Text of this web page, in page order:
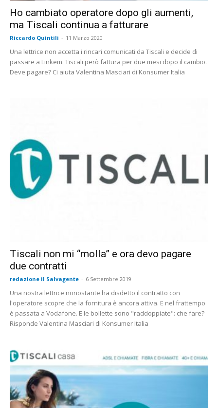
Ho cambiato operatore dopo gli aumenti,
ma Tiscali continua a fatturare
Riccardo Quintili - 11 Marzo 2020
Una lettrice non accetta i rincari comunicati da Tiscali e decide di
passare a Linkem. Tiscali però fattura per due mesi dopo il cambio.
Deve pagare? Ci aiuta Valentina Masciari di Konsumer Italia
Tiscali non mi “molla” e ora devo pagare
due contratti
redazione il Salvagente - 6 Settembre 2019
Una nostra lettrice nonostante ha disdetto il contratto con
l'operatore scopre che la fornitura è ancora attiva. E nel frattempo
è passata a Vodafone. E le bollette sono "raddoppiate": che fare?
Risponde Valentina Masciari di Konsumer Italia